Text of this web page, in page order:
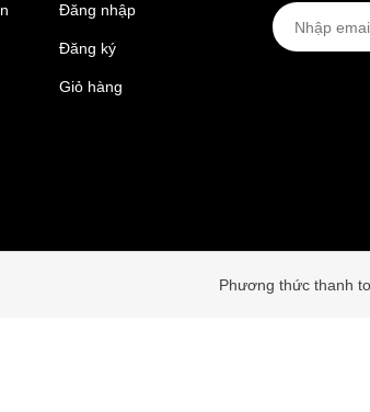
Đăng nhập
Đăng ký
Giỏ hàng
Phương thức thanh